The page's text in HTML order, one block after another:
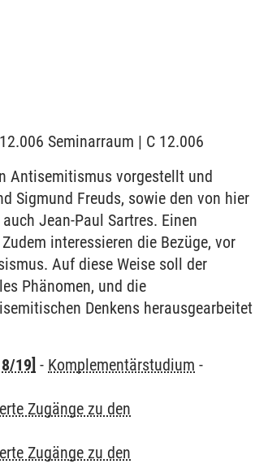
Seminarraum | C 12.006
Antisemitismus vorgestellt und
Sigmund Freuds, sowie den von hier
Jean-Paul Sartres. Einen
interessieren die Bezüge, vor
Auf diese Weise soll der
Phänomen, und die
Denkens herausgearbeitet
19] - Komplementärstudium -
Zugänge zu den
Zugänge zu den